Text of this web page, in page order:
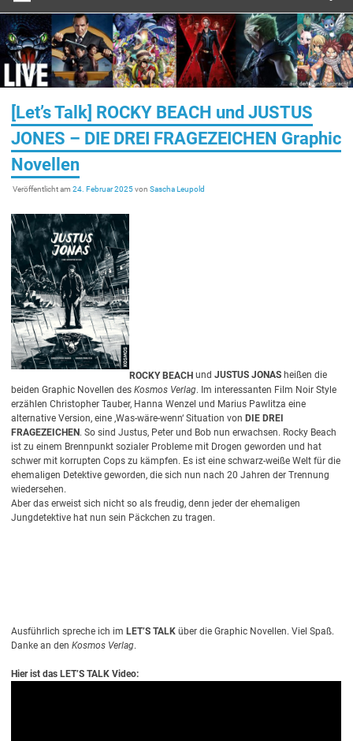
[Let’s Talk] ROCKY BEACH und JUSTUS
JONES – DIE DREI FRAGEZEICHEN Graphic
Novellen
Veröffentlicht am24. Februar 2025vonSascha Leupold
ROCKY BEACH undJUSTUS JONAS heißen die
beiden Graphic Novellen desKosmos Verlag. Im interessanten Film Noir Style
erzählen Christopher Tauber, Hanna Wenzel und Marius Pawlitza eine
alternative Version, eine ‚Was-wäre-wenn‘ Situation vonDIE DREI
FRAGEZEICHEN. So sind Justus, Peter und Bob nun erwachsen. Rocky Beach
ist zu einem Brennpunkt sozialer Probleme mit Drogen geworden und hat
schwer mit korrupten Cops zu kämpfen. Es ist eine schwarz-weiße Welt für die
ehemaligen Detektive geworden, die sich nun nach 20 Jahren der Trennung
wiedersehen.
Aber das erweist sich nicht so als freudig, denn jeder der ehemaligen
Jungdetektive hat nun sein Päckchen zu tragen.
Ausführlich spreche ich imLET’S TALK über die Graphic Novellen. Viel Spaß.
Danke an denKosmos Verlag.
Hier ist das LET’S TALK Video: